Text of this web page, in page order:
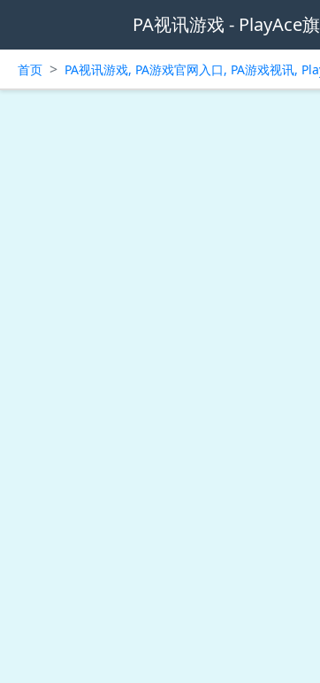
PA视讯游戏 - PlayAce
首页 > PA视讯游戏, PA游戏官网入口, PA游戏视讯,